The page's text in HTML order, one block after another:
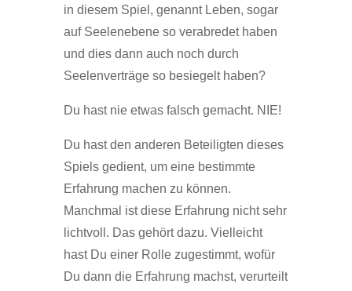
in diesem Spiel, genannt Leben, sogar
auf Seelenebene so verabredet haben
und dies dann auch noch durch
Seelenverträge so besiegelt haben?
Du hast nie etwas falsch gemacht. NIE!
Du hast den anderen Beteiligten dieses
Spiels gedient, um eine bestimmte
Erfahrung machen zu können.
Manchmal ist diese Erfahrung nicht sehr
lichtvoll. Das gehört dazu. Vielleicht
hast Du einer Rolle zugestimmt, wofür
Du dann die Erfahrung machst, verurteilt